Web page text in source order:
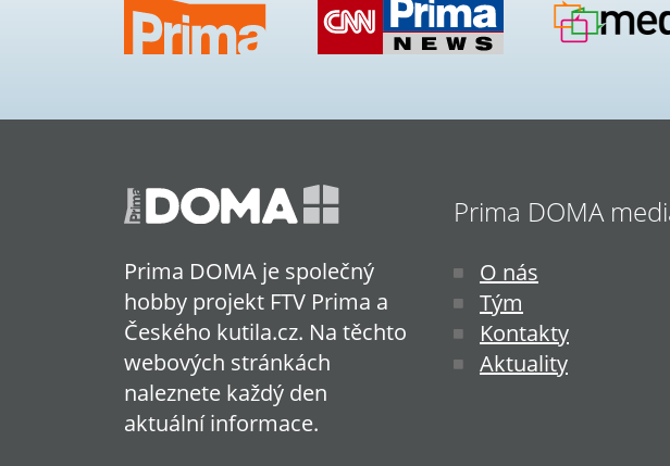
Prima DOMA je společný
hobby projekt FTV Prima a
Českého kutila.cz. Na těchto
webových stránkách
naleznete každý den
aktuální informace.
Prima DOMA
O nás
Tým
Kontakty
Aktuality